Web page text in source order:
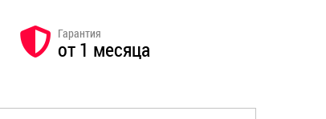
Гарантия
от 1 месяца